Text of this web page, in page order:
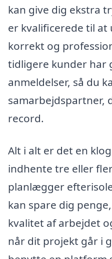
kan give dig ekstra
er kvalificerede til
korrekt og
tidligere kunder har
anmeldelser, så du
samarbejdspartner,
record.
Alt i alt er det en
indhente tre eller
planlægger
kan spare dig
kvalitet af arbejdet
når dit projekt går i